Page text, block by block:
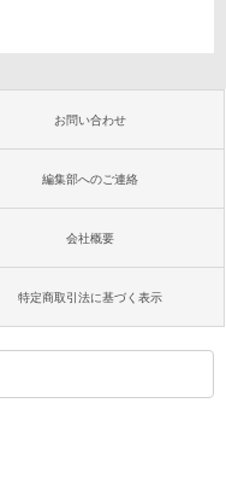
お問い合わせ
編集部へのご連絡
会社概要
特定商取引法に基づく表示